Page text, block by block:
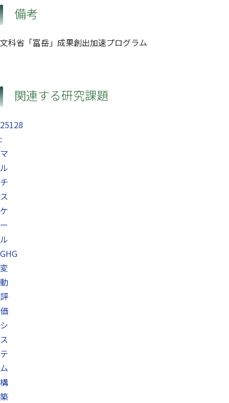
備考
文科省「富岳」成果創出加速プログラム
関連する研究課題
25128
:
マ
ル
チ
ス
ケ
ー
ル
GHG
変
動
評
価
シ
ス
テ
ム
構
築